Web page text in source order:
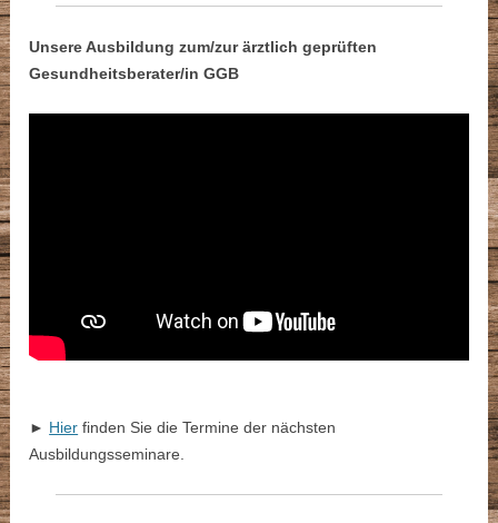
Unsere Ausbildung zum/zur ärztlich geprüften
Gesundheitsberater/in GGB
► Hier finden Sie die Termine der nächsten
Ausbildungsseminare.